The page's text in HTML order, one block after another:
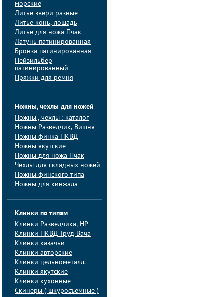
морские
Литье звери разные
Литье конь, лошадь
Литье для ножа Пчак
Латунь патинированная
Бронза патинированная
Нейзильбер
патинированный
Пряжки для ремня
Ножны, чехлы для ножей
Ножны , чехлы : каталог
Ножны Разведчик, Вишня
Ножны финка НКВД
Ножны якутские
Ножны для ножа Пчак
Чехлы для складных ножей
Ножны финского типа
Ножны для кинжала
Клинки по типам
Клинки Pазведчика, НP
Клинки НКВД Труд Вача
Клинки казачьи
Клинки авторские
Клинки цельнометалл.
Клинки якутские
Клинки кухонные
Скинеры ( шкуросъемные )